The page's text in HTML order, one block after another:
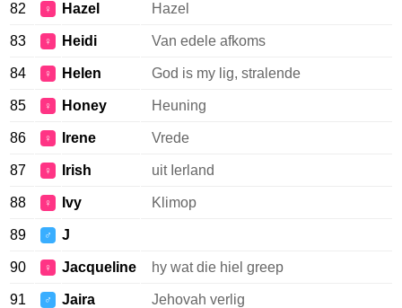
82 ♀ Hazel Hazel
83 ♀ Heidi Van edele afkoms
84 ♀ Helen God is my lig, stralende
85 ♀ Honey Heuning
86 ♀ Irene Vrede
87 ♀ Irish uit Ierland
88 ♀ Ivy Klimop
89 ♂ J
90 ♀ Jacqueline hy wat die hiel greep
91 ♂ Jaira Jehovah verlig